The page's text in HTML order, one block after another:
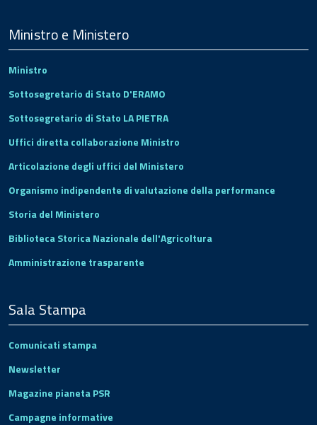
Footer
Ministro e Ministero
Ministro
Sottosegretario di Stato D'ERAMO
Sottosegretario di Stato LA PIETRA
Uffici diretta collaborazione Ministro
Articolazione degli uffici del Ministero
Organismo indipendente di valutazione della performance
Storia del Ministero
Biblioteca Storica Nazionale dell'Agricoltura
Amministrazione trasparente
Sala Stampa
Comunicati stampa
Newsletter
Magazine pianeta PSR
Campagne informative